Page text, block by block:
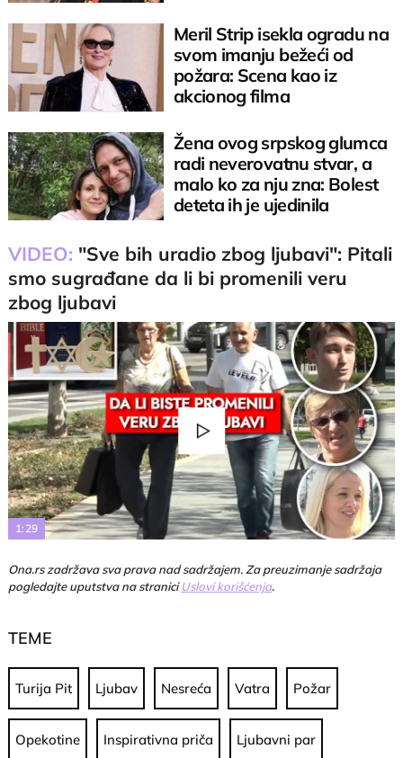
Meril Strip isekla ogradu na
svom imanju bežeći od
požara: Scena kao iz
akcionog filma
Žena ovog srpskog glumca
radi neverovatnu stvar, a
malo ko za nju zna: Bolest
deteta ih je ujedinila
VIDEO: "Sve bih uradio zbog ljubavi": Pitali
smo sugrađane da li bi promenili veru
zbog ljubavi
Play
Video
1:29
Ona.rs zadržava sva prava nad sadržajem. Za preuzimanje sadržaja
pogledajte uputstva na straniciUslovi korišćenja.
TEME
Turija Pit Ljubav Nesreća Vatra Požar
Opekotine Inspirativna priča Ljubavni par